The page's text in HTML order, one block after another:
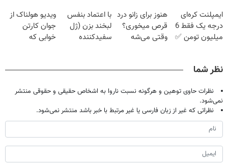
میلیون تومان!!!
خانگی
صحبت کنید)
ایمپلنت کره‌ای
درجه یک فقط 6
میلیون تومن ✅
هنوز برای زانو درد
قرص میخوری؟
وقتی می‌شه
با اعتماد بنفس
لبخند بزن (ژل
سفیدکننده
ویدیو هولناک از
جوان کارتن
خوابی که
نظر شما
نظرات حاوی توهین و هرگونه نسبت ناروا به اشخاص حقیقی و حقوقی منتشر
نمی‌شود.
نظراتی که غیر از زبان فارسی یا غیر مرتبط با خبر باشد منتشر نمی‌شود.